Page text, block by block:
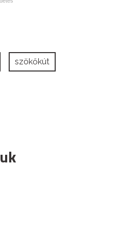
szökőkút